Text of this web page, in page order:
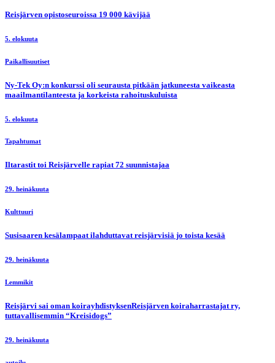
Reisjärven opistoseuroissa 19 000 kävijää
5. elokuuta
Paikallisuutiset
Ny-Tek Oy:n konkurssi oli seurausta pitkään jatkuneesta vaikeasta
maailmantilanteesta ja korkeista rahoituskuluista
5. elokuuta
Tapahtumat
Iltarastit toi Reisjärvelle rapiat 72 suunnistajaa
29. heinäkuuta
Kulttuuri
Susisaaren kesälampaat ilahduttavat reisjärvisiä jo toista kesää
29. heinäkuuta
Lemmikit
Reisjärvi sai oman koirayhdistyksenReisjärven koiraharrastajat ry,
tuttavallisemmin “Kreisidogs”
29. heinäkuuta